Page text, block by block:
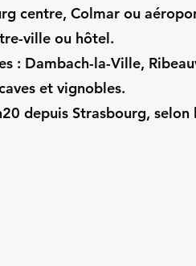
centre, Colmar ou
ville ou hôtel.
: Dambach-la-Ville,
et vignobles.
depuis Strasbourg, selon